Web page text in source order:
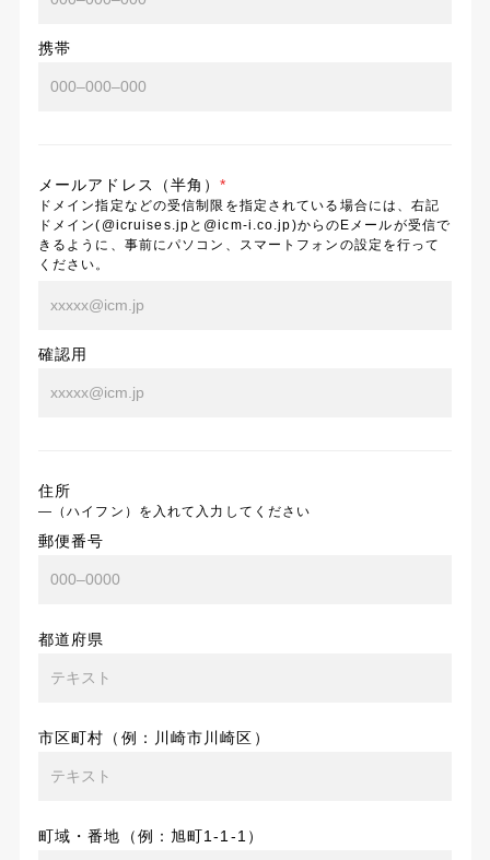
携帯
メールアドレス（半角）*
ドメイン指定などの受信制限を指定されている場合には、右記
ドメイン(@icruises.jpと@icm-i.co.jp)からのEメールが受信で
きるように、事前にパソコン、スマートフォンの設定を行って
ください。
確認用
住所
―（ハイフン）を入れて入力してください
郵便番号
都道府県
市区町村（例：川崎市川崎区）
町域・番地（例：旭町1-1-1）